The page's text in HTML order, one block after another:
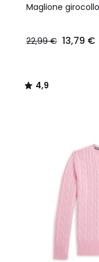
Maglione
22,99 € 13,79 €
/ 5
Colori
4,9
/